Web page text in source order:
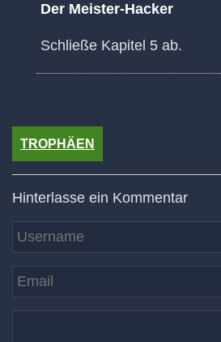
Der Meister-Hacker
Schließe Kapitel 5 ab.
TROPHÄEN
Hinterlasse ein Kommentar